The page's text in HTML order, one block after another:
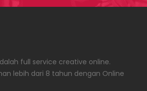
full service creative online.
lebih dari 8 tahun dengan Online